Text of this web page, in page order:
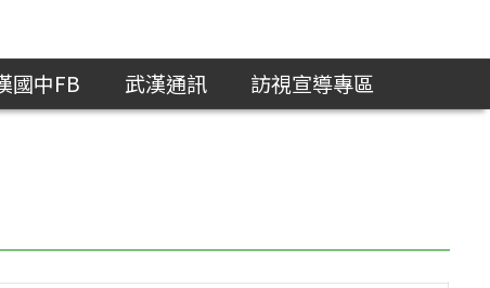
國中FB 武漢通訊
訪視宣導專區